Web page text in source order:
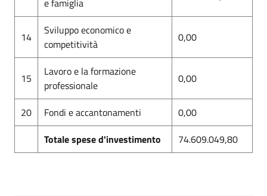
e famiglia
14
Sviluppo economico e
competitività
0,00
15
Lavoro e la formazione
professionale
0,00
20 Fondi e accantonamenti
0,00
Totale spese d'investimento
74.609.049,80